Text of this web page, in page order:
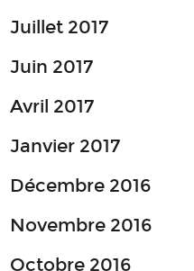
Juillet 2017
Juin 2017
Avril 2017
Janvier 2017
Décembre 2016
Novembre 2016
Octobre 2016